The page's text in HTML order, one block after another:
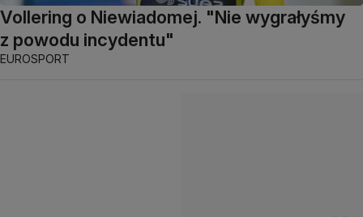
Vollering o Niewiadomej. "Nie wygrałyśmy
z powodu incydentu"
EUROSPORT